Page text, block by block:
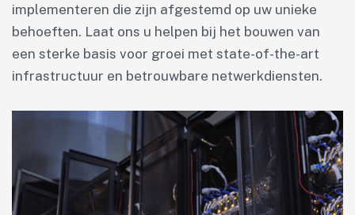
implementeren die zijn afgestemd op uw unieke
behoeften. Laat ons u helpen bij het bouwen van
een sterke basis voor groei met state-of-the-art
infrastructuur en betrouwbare netwerkdiensten.